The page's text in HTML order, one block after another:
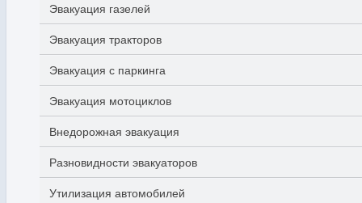
Эвакуация газелей
Эвакуация тракторов
Эвакуация с паркинга
Эвакуация мотоциклов
Внедорожная эвакуация
Разновидности эвакуаторов
Утилизация автомобилей